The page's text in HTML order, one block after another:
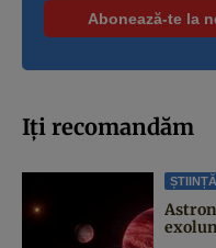
Iți recomandăm
ȘTIINȚĂ